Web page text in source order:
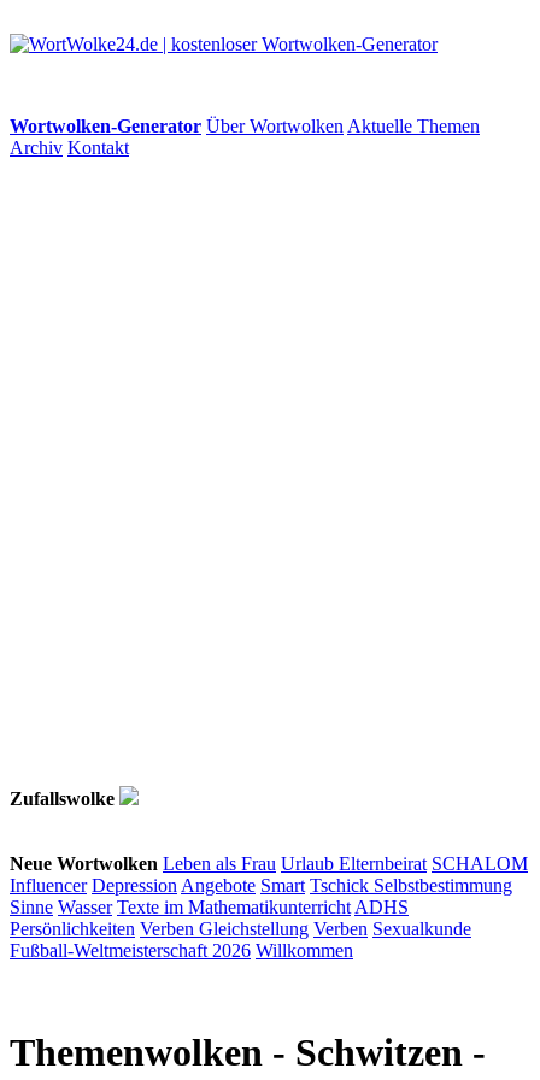
Wortwolken-Generator Über Wortwolken Aktuelle Themen
Archiv Kontakt
Zufallswolke
Neue Wortwolken Leben als Frau Urlaub Elternbeirat SCHALOM
Influencer Depression Angebote Smart Tschick Selbstbestimmung
Sinne Wasser Texte im Mathematikunterricht ADHS
Persönlichkeiten Verben Gleichstellung Verben Sexualkunde
Fußball-Weltmeisterschaft 2026 Willkommen
Themenwolken - Schwitzen -